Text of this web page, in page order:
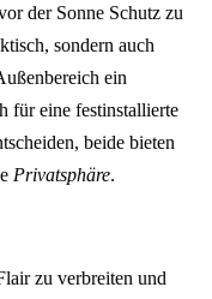
der Sonne Schutz zu
sondern auch
ein
für eine festinstallierte
beide bieten
Privatsphäre.
zu verbreiten und